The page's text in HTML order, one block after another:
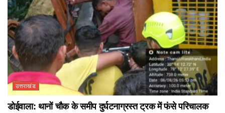
उत्तराखंड
डोईवाला: थानों चौक के समीप दुर्घटनाग्रस्त ट्रक में फंसे परिचालक